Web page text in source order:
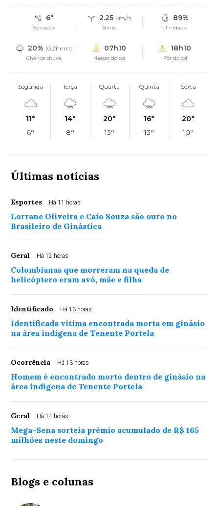
6°
Sensação
2.25 km/h
Vento
89%
Umidade
20% (0.21mm)
Chance chuva
07h10
Nascer do sol
18h10
Pôr do sol
Segunda
11°
6°
Terça
14°
8°
Quarta
20°
13°
Quinta
16°
13°
Sexta
20°
10°
Últimas notícias
Esportes Há 11 horas
Lorrane Oliveira e Caio Souza são ouro no
Brasileiro de Ginástica
Geral Há 12 horas
Colombianas que morreram na queda de
helicóptero eram avó, mãe e filha
Identificado Há 13 horas
Identificada vítima encontrada morta em ginásio
na área indígena de Tenente Portela
Ocorrência Há 13 horas
Homem é encontrado morto dentro de ginásio na
área indígena de Tenente Portela
Geral Há 14 horas
Mega-Sena sorteia prêmio acumulado de R$ 165
milhões neste domingo
Blogs e colunas